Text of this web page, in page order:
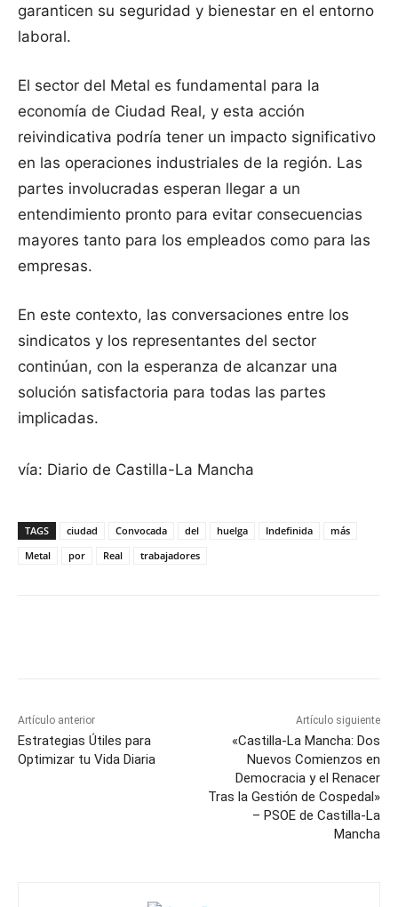
garanticen su seguridad y bienestar en el entorno
laboral.
El sector del Metal es fundamental para la
economía de Ciudad Real, y esta acción
reivindicativa podría tener un impacto significativo
en las operaciones industriales de la región. Las
partes involucradas esperan llegar a un
entendimiento pronto para evitar consecuencias
mayores tanto para los empleados como para las
empresas.
En este contexto, las conversaciones entre los
sindicatos y los representantes del sector
continúan, con la esperanza de alcanzar una
solución satisfactoria para todas las partes
implicadas.
vía: Diario de Castilla-La Mancha
TAGS ciudad Convocada del huelga Indefinida
más
Metal
por Real trabajadores
Artículo anterior
Estrategias Útiles para
Optimizar tu Vida Diaria
Artículo siguiente
«Castilla-La Mancha: Dos
Nuevos Comienzos en
Democracia y el Renacer
Tras la Gestión de Cospedal»
– PSOE de Castilla-La
Mancha